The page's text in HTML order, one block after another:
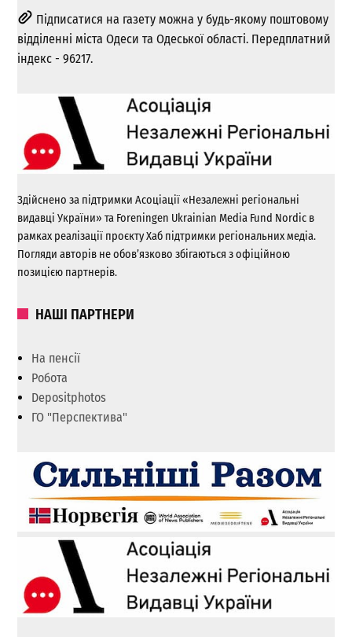
Підписатися на газету можна у будь-якому поштовому
відділенні міста Одеси та Одеської області. Передплатний
індекс - 96217.
Здійснено за підтримки Асоціації «Незалежні регіональні
видавці України» та Foreningen Ukrainian Media Fund Nordic в
рамках реалізації проєкту Хаб підтримки регіональних медіа.
Погляди авторів не обов’язково збігаються з офіційною
позицією партнерів.
НАШІ ПАРТНЕРИ
На пенсії
Робота
Depositphotos
ГО "Перспектива"